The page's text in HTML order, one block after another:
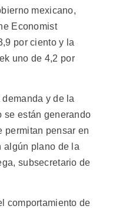
mexicano,
Economist
por ciento y la
uno de 4,2 por
y de la
se están generando
pensar en
algún plano de la
subsecretario de
comportamiento de